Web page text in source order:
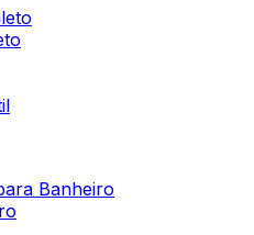
Banheiro